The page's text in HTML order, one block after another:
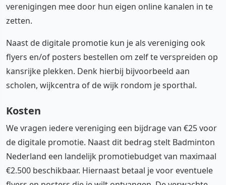
verenigingen mee door hun eigen online kanalen in te
zetten.
Naast de digitale promotie kun je als vereniging ook
flyers en/of posters bestellen om zelf te verspreiden op
kansrijke plekken. Denk hierbij bijvoorbeeld aan
scholen, wijkcentra of de wijk rondom je sporthal.
Kosten
We vragen iedere vereniging een bijdrage van €25 voor
de digitale promotie. Naast dit bedrag stelt Badminton
Nederland een landelijk promotiebudget van maximaal
€2.500 beschikbaar. Hiernaast betaal je voor eventuele